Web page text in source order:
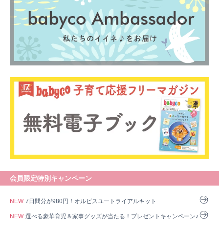
会員限定特別キャンペーン
NEW 7日間分が980円！オルビスユートライアルキット
NEW 選べる豪華育児＆家事グッズが当たる！プレゼントキャンペーン♪